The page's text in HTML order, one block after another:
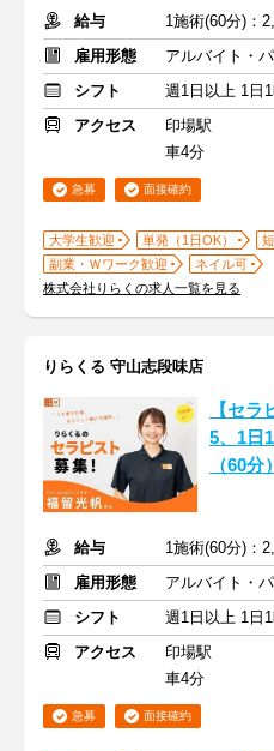
給与
1施術(60分)：
雇用形態
アルバイト・
シフト
週1日以上 1日
アクセス
印場駅
車4分
急募 面接確約
大学生歓迎 単発（1日OK）
副業・Ｗワーク歓迎
ネイル可
株式会社りらくの求人一覧を見る
りらくる 守山志段味店
【セ
5、1日
（60
給与
1施術(60分)：
雇用形態
アルバイト・
シフト
週1日以上 1日
アクセス
印場駅
車4分
急募 面接確約